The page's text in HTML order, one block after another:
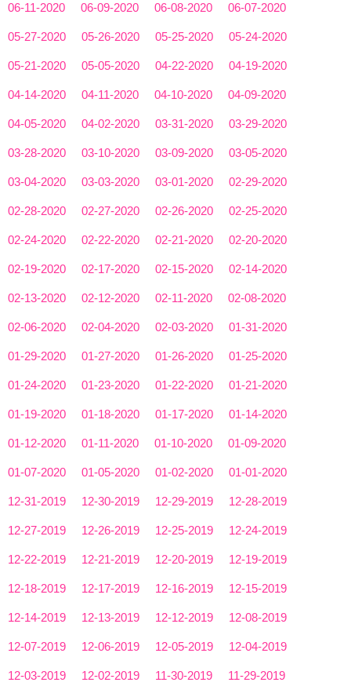
06-11-2020 06-09-2020 06-08-2020 06-07-2020
05-27-2020 05-26-2020 05-25-2020 05-24-2020
05-21-2020 05-05-2020 04-22-2020 04-19-2020
04-14-2020 04-11-2020 04-10-2020 04-09-2020
04-05-2020 04-02-2020 03-31-2020 03-29-2020
03-28-2020 03-10-2020 03-09-2020 03-05-2020
03-04-2020 03-03-2020 03-01-2020 02-29-2020
02-28-2020 02-27-2020 02-26-2020 02-25-2020
02-24-2020 02-22-2020 02-21-2020 02-20-2020
02-19-2020 02-17-2020 02-15-2020 02-14-2020
02-13-2020 02-12-2020 02-11-2020 02-08-2020
02-06-2020 02-04-2020 02-03-2020 01-31-2020
01-29-2020 01-27-2020 01-26-2020 01-25-2020
01-24-2020 01-23-2020 01-22-2020 01-21-2020
01-19-2020 01-18-2020 01-17-2020 01-14-2020
01-12-2020 01-11-2020 01-10-2020 01-09-2020
01-07-2020 01-05-2020 01-02-2020 01-01-2020
12-31-2019 12-30-2019 12-29-2019 12-28-2019
12-27-2019 12-26-2019 12-25-2019 12-24-2019
12-22-2019 12-21-2019 12-20-2019 12-19-2019
12-18-2019 12-17-2019 12-16-2019 12-15-2019
12-14-2019 12-13-2019 12-12-2019 12-08-2019
12-07-2019 12-06-2019 12-05-2019 12-04-2019
12-03-2019 12-02-2019 11-30-2019 11-29-2019